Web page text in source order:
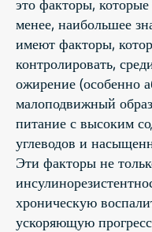
это факторы,
менее, наибольшее
имеют факторы,
контролировать,
ожирение (особенно
малоподвижный
питание с высоким
углеводов и
Эти факторы не
хроническую
ускоряющую